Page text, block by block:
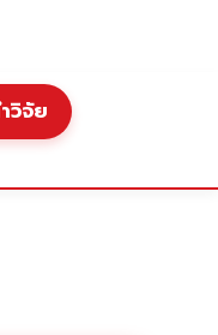
วิจัย